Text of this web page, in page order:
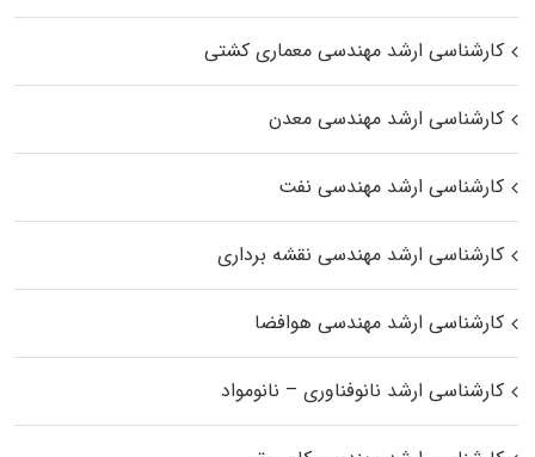
کارشناسی ارشد مهندسی معماری کشتی
کارشناسی ارشد مهندسی معدن
کارشناسی ارشد مهندسی نفت
کارشناسی ارشد مهندسی نقشه برداری
کارشناسی ارشد مهندسی هوافضا
کارشناسی ارشد نانوفناوری – نانومواد